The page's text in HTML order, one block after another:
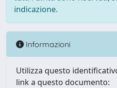
indicazione.
Informazioni
Utilizza questo
link a questo documento: